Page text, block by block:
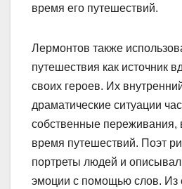
время его путешествий.
Лермонтов также
путешествия как источник
своих героев. Их
драматические ситуации
собственные переживания,
время путешествий. Поэт
портреты людей и
эмоции с помощью слов. Из